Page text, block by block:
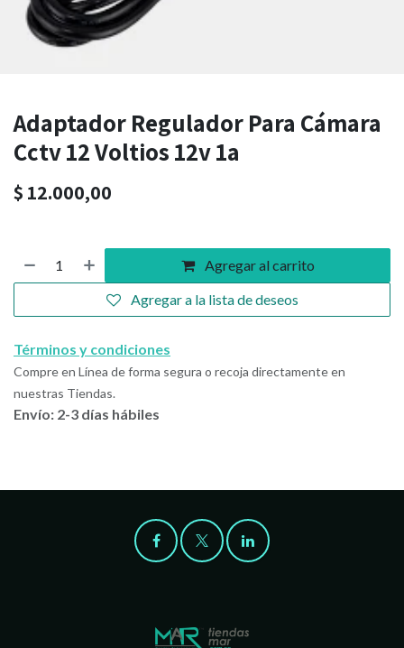
Adaptador Regulador Para Cámara
Cctv 12 Voltios 12v 1a
$ 12.000,00
Agregar al carrito
Agregar a la lista de deseos
Términos y condiciones
Compre en Línea de forma segura o recoja directamente en
nuestras Tiendas.
Envío: 2-3 días hábiles